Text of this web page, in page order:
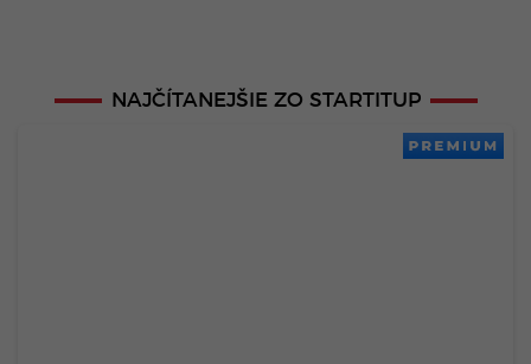
NAJČÍTANEJŠIE ZO STARTITUP
PREMIUM